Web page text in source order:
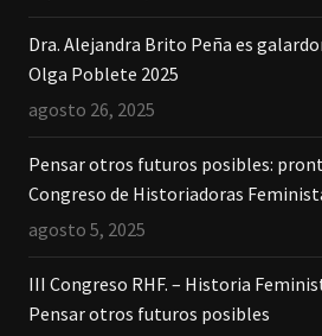
Dra. Alejandra Brito Peña es
Olga Poblete 2025
agosto 26, 2025
Pensar otros futuros posibles:
Congreso de Historiadoras
agosto 5, 2025
III Congreso RHF. – Historia
Pensar otros futuros posibles